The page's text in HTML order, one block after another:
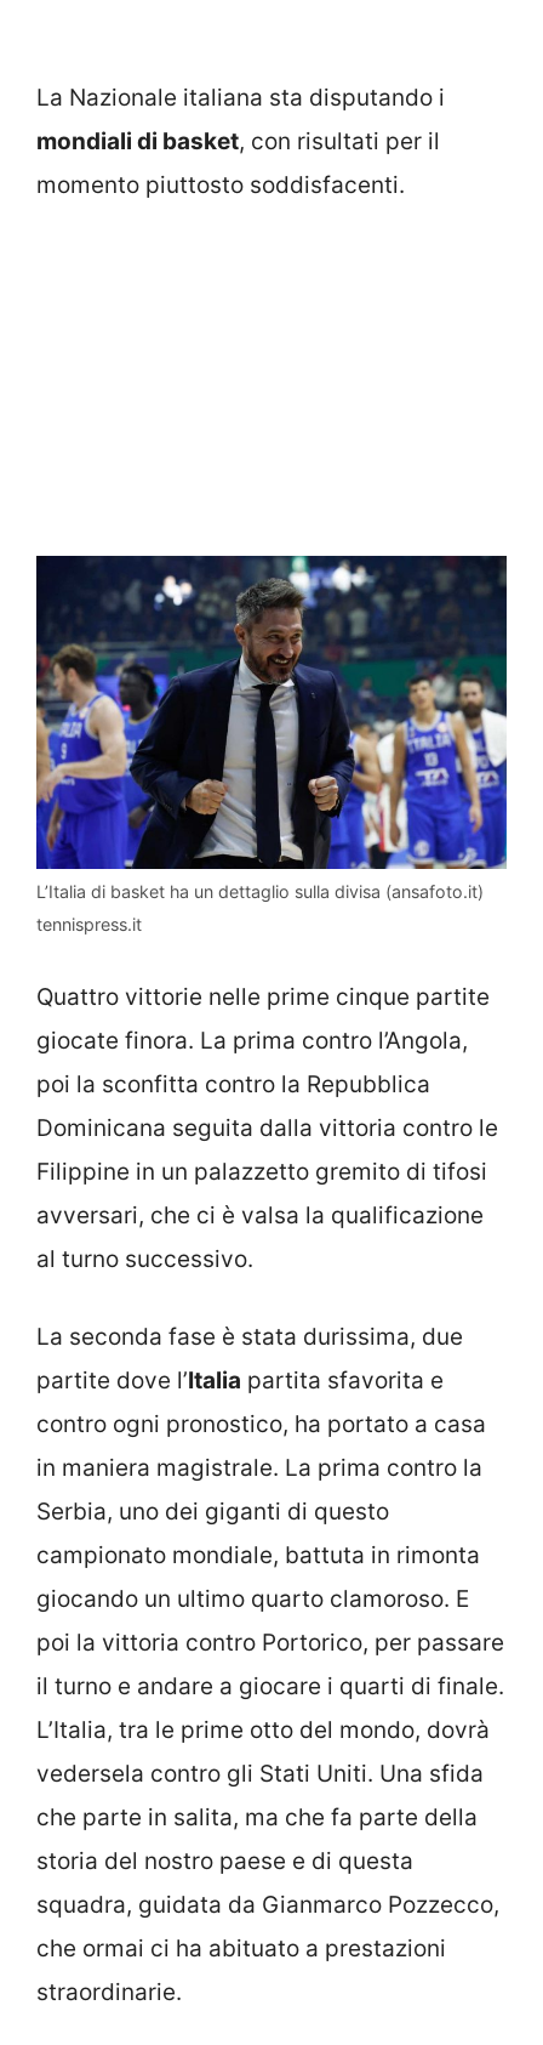
La Nazionale italiana sta disputando i
mondiali di basket, con risultati per il
momento piuttosto soddisfacenti.
L’Italia di basket ha un dettaglio sulla divisa (ansafoto.it)
tennispress.it
Quattro vittorie nelle prime cinque partite
giocate finora. La prima contro l’Angola,
poi la sconfitta contro la Repubblica
Dominicana seguita dalla vittoria contro le
Filippine in un palazzetto gremito di tifosi
avversari, che ci è valsa la qualificazione
al turno successivo.
La seconda fase è stata durissima, due
partite dove l’Italia partita sfavorita e
contro ogni pronostico, ha portato a casa
in maniera magistrale. La prima contro la
Serbia, uno dei giganti di questo
campionato mondiale, battuta in rimonta
giocando un ultimo quarto clamoroso. E
poi la vittoria contro Portorico, per passare
il turno e andare a giocare i quarti di finale.
L’Italia, tra le prime otto del mondo, dovrà
vedersela contro gli Stati Uniti. Una sfida
che parte in salita, ma che fa parte della
storia del nostro paese e di questa
squadra, guidata da Gianmarco Pozzecco,
che ormai ci ha abituato a prestazioni
straordinarie.